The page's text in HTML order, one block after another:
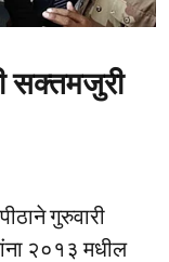
सक्तमजुरी
गुरुवारी
२०१३ मधील